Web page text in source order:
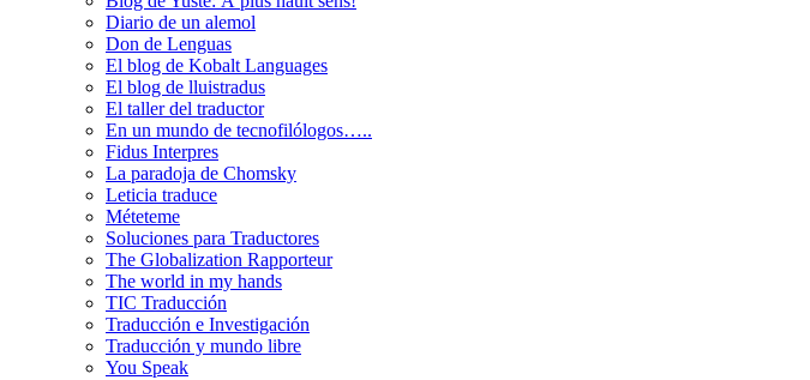
Diario de un alemol
Don de Lenguas
El blog de Kobalt Languages
El blog de lluistradus
El taller del traductor
En un mundo de tecnofilólogos…..
Fidus Interpres
La paradoja de Chomsky
Leticia traduce
Méteteme
Soluciones para Traductores
The Globalization Rapporteur
The world in my hands
TIC Traducción
Traducción e Investigación
Traducción y mundo libre
You Speak